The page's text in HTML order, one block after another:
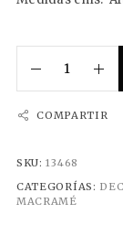
COMPARTIR
SKU:13468
CATEGORÍAS:
MACRAMÉ